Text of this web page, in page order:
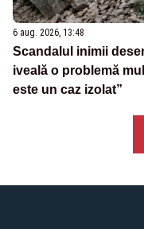
6 aug. 2026, 13:48
Scandalul inimii
iveală o problemă
este un caz izolat”